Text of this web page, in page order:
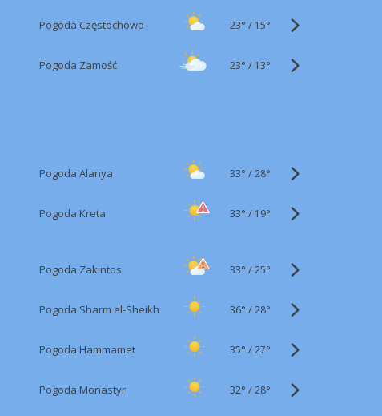
Pogoda Częstochowa 23° / 15°
Pogoda Zamość 23° / 13°
Pogoda Alanya 33° /28°
Pogoda Kreta 33° / 19°
Pogoda Zakintos 33° /25°
Pogoda Sharm el-Sheikh 36° /28°
Pogoda Hammamet 35° /27°
Pogoda Monastyr 32° /28°